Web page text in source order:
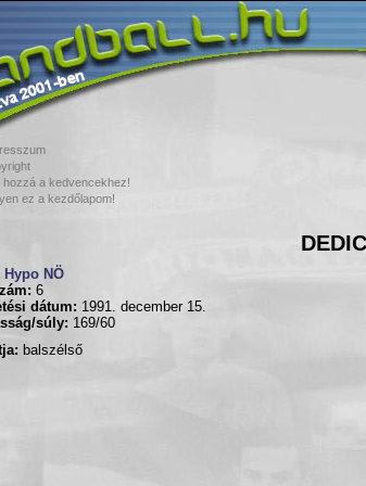
hozzá a kedvencekhez!
ez a kezdőlapom!
Hypo NÖ
6
dátum: 1991. december 15.
súly: 169/60
balszélső